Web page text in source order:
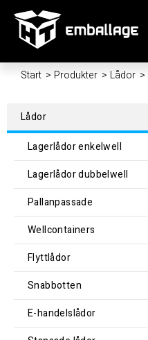
Start / Produkter / Lådor /
Lådor
Lagerlådor enkelwell
Lagerlådor dubbelwell
Pallanpassade
Wellcontainers
Flyttlådor
Snabbotten
E-handelslådor